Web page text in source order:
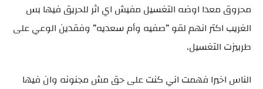
محروق معدا اوضه التغسيل مفيش اي اثر للحريق فيها بس
الغريب اكتر انهم لقو ”صفيه وأم سعديه” وفقدين الوعي على
طربيزت التغسيل.
الناس اخيرا فهمت اني كنت على حق مش مجنونه وان فيها